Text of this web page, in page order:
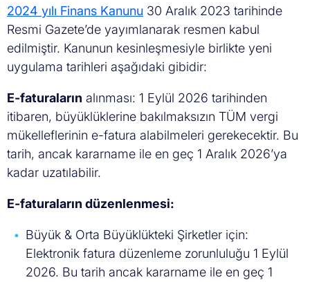
2024 yılı Finans Kanunu 30 Aralık 2023 tarihinde
Resmi Gazete’de yayımlanarak resmen kabul
edilmiştir. Kanunun kesinleşmesiyle birlikte yeni
uygulama tarihleri aşağıdaki gibidir:
E-faturaların alınması: 1 Eylül 2026 tarihinden
itibaren, büyüklüklerine bakılmaksızın TÜM vergi
mükelleflerinin e-fatura alabilmeleri gerekecektir. Bu
tarih, ancak kararname ile en geç 1 Aralık 2026’ya
kadar uzatılabilir.
E-faturaların düzenlenmesi:
Büyük & Orta Büyüklükteki Şirketler için:
Elektronik fatura düzenleme zorunluluğu 1 Eylül
2026. Bu tarih ancak kararname ile en geç 1